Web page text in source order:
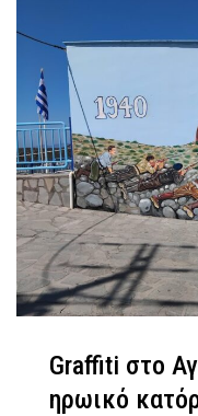
Graffiti στο
ηρωικό